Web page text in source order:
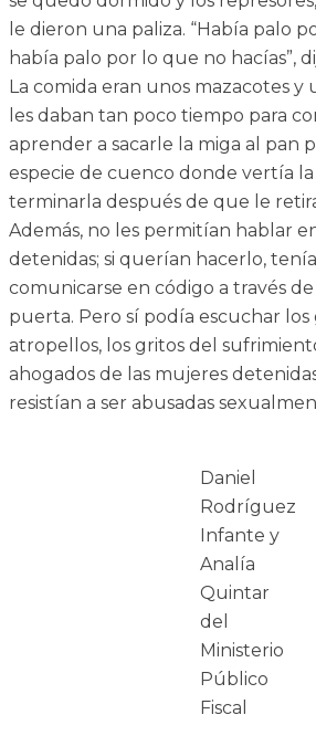
le dieron una paliza. “Había palo
había palo por lo que no hacías”,
La comida eran unos mazacotes y
les daban tan poco tiempo para
aprender a sacarle la miga al pan
especie de cuenco donde vertía la
terminarla después de que le
Además, no les permitían hablar
detenidas; si querían hacerlo,
comunicarse en código a través
puerta. Pero sí podía escuchar los
atropellos, los gritos del
ahogados de las mujeres
resistían a ser abusadas
Daniel
Rodríguez
Infante y
Analía
Quintar
del
Ministerio
Público
Fiscal